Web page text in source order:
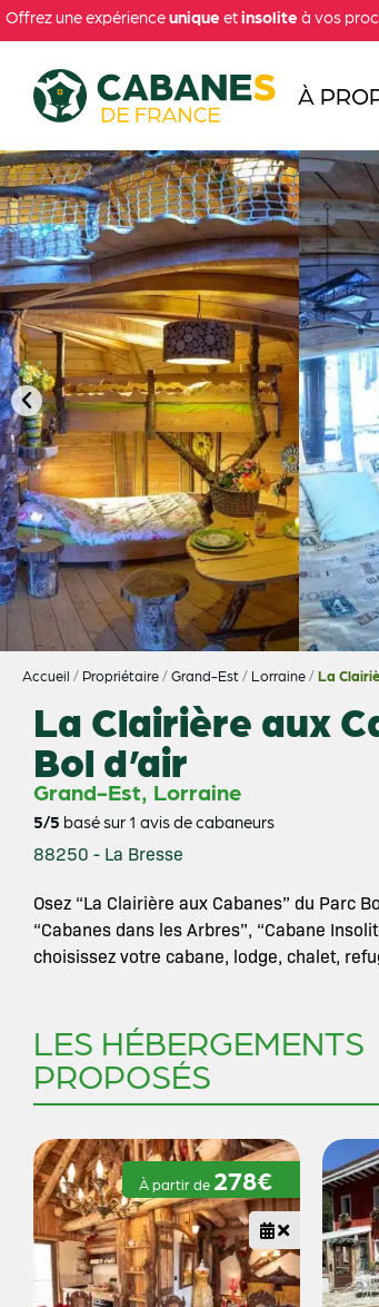
Offrez une expérienceunique etinsolite à vos
À
Accueil / Propriétaire/Grand-Est/ Lorraine/La
La Clairière aux
Bol d’air
Grand-Est, Lorraine
5/5 basé sur 1 avis de cabaneurs
88250 - La Bresse
Osez “La Clairière aux Cabanes” du Parc
“Cabanes dans les Arbres”, “Cabane
choisissez votre cabane, lodge, chalet,
LES HÉBERGEMENTS
PROPOSÉS
À partir de 278€